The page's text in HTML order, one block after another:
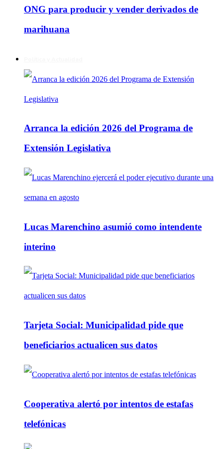
ONG para producir y vender derivados de
marihuana
Arranca la edición 2026 del Programa de
Extensión Legislativa
Lucas Marenchino asumió como intendente
interino
Tarjeta Social: Municipalidad pide que
beneficiarios actualicen sus datos
Cooperativa alertó por intentos de estafas
telefónicas